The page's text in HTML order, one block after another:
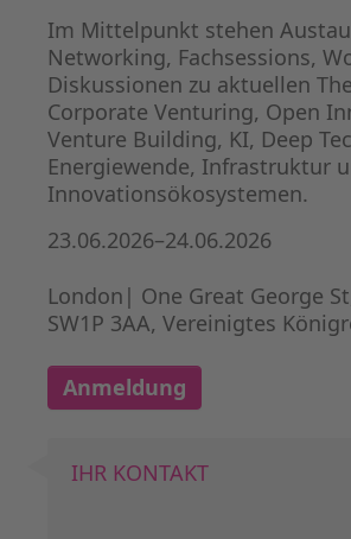
Im Mittelpunkt stehen
Networking, Fachsessions,
Diskussionen zu aktuellen
Corporate Venturing, Open
Venture Building, KI, Deep
Energiewende, Infrastruktur
Innovationsökosystemen.
23.06.2026–24.06.2026
London| One Great George
SW1P 3AA, Vereinigtes
Anmeldung
IHR KONTAKT